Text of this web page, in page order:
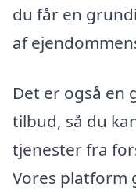
du får en
af
Det er også en
tilbud, så du
tjenester fra
Vores platform